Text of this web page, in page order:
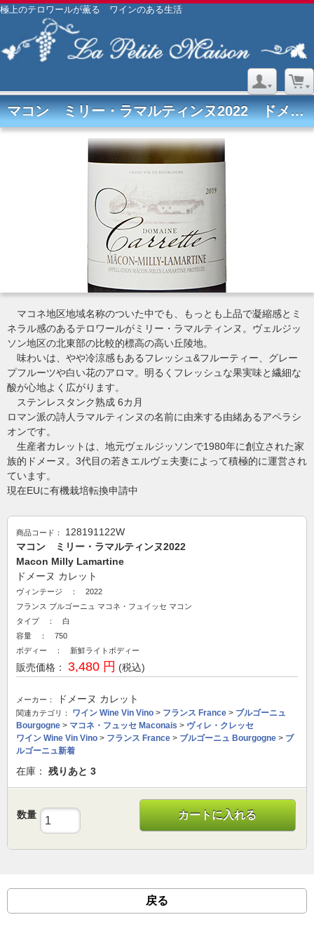
極上のテロワールが薫る ワインのある生活
マコン ミリー・ラマルティンヌ2022 ドメーヌ カレット
マコネ地区地域名称のついた中でも、もっとも上品で凝縮感とミ
ネラル感のあるテロワールがミリー・ラマルティンヌ。ヴェルジッ
ソン地区の北東部の比較的標高の高い丘陵地。
味わいは、やや冷涼感もあるフレッシュ&フルーティー、グレー
プフルーツや白い花のアロマ。明るくフレッシュな果実味と繊細な
酸が心地よく広がります。
ステンレスタンク熟成 6カ月
ロマン派の詩人ラマルティンヌの名前に由来する由緒あるアペラシ
オンです。
生産者カレットは、地元ヴェルジッソンで1980年に創立された家
族的ドメーヌ。3代目の若きエルヴェ夫妻によって積極的に運営され
ています。
現在EUに有機栽培転換申請中
商品コード：
128191122W
マコン ミリー・ラマルティンヌ2022
Macon Milly Lamartine
ドメーヌ カレット
ヴィンテージ ： 2022
フランス ブルゴーニュ マコネ・フュイッセ マコン
タイプ ： 白
容量 ： 750
ボディー ： 新鮮ライトボディー
販売価格： 3,480 円 (税込)
メーカー： ドメーヌ カレット
関連カテゴリ： ワイン Wine Vin Vino > フランス France > ブルゴーニュ
Bourgogne > マコネ・フュッセ Maconais > ヴィレ・クレッセ
ワイン Wine Vin Vino > フランス France > ブルゴーニュ Bourgogne > ブ
ルゴーニュ新着
在庫： 残りあと 3
数量 カートに入れる
戻る